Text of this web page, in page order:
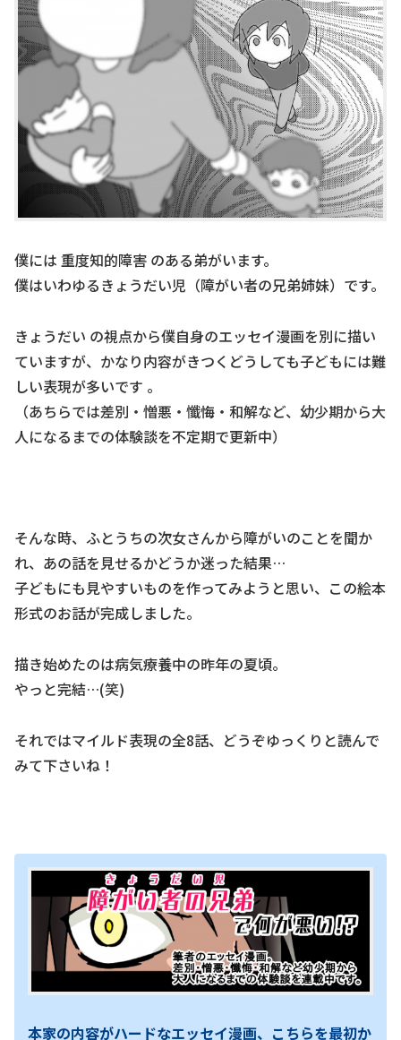
僕には 重度知的障害 のある弟がいます。
僕はいわゆるきょうだい児（障がい者の兄弟姉妹）です。
きょうだい の視点から僕自身のエッセイ漫画を別に描い
ていますが、かなり内容がきつくどうしても子どもには難
しい表現が多いです 。
（あちらでは差別・憎悪・懺悔・和解など、幼少期から大
人になるまでの体験談を不定期で更新中）
そんな時、ふとうちの次女さんから障がいのことを聞か
れ、あの話を見せるかどうか迷った結果…
子どもにも見やすいものを作ってみようと思い、この絵本
形式のお話が完成しました。
描き始めたのは病気療養中の昨年の夏頃。
やっと完結…(笑)
それではマイルド表現の全8話、どうぞゆっくりと読んで
みて下さいね！
本家の内容がハードなエッセイ漫画、こちらを最初か